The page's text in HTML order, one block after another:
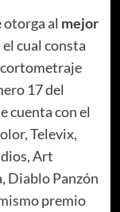
otorga al mejor
el cual consta
cortometraje
17 del
cuenta con el
Televix,
Art
Diablo Panzón
premio